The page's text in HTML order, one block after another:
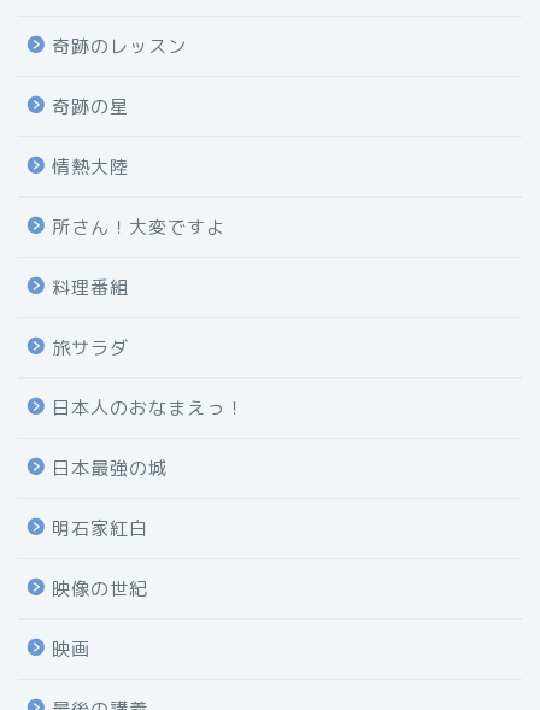
奇跡のレッスン
奇跡の星
情熱大陸
所さん！大変ですよ
料理番組
旅サラダ
日本人のおなまえっ！
日本最強の城
明石家紅白
映像の世紀
映画